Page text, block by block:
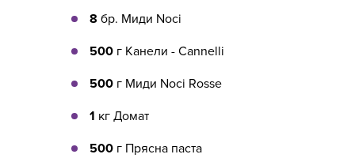
8 бр. Миди Noci
500 г Канели - Cannelli
500 г Миди Noci Rosse
1 кг Домат
500 г Прясна паста